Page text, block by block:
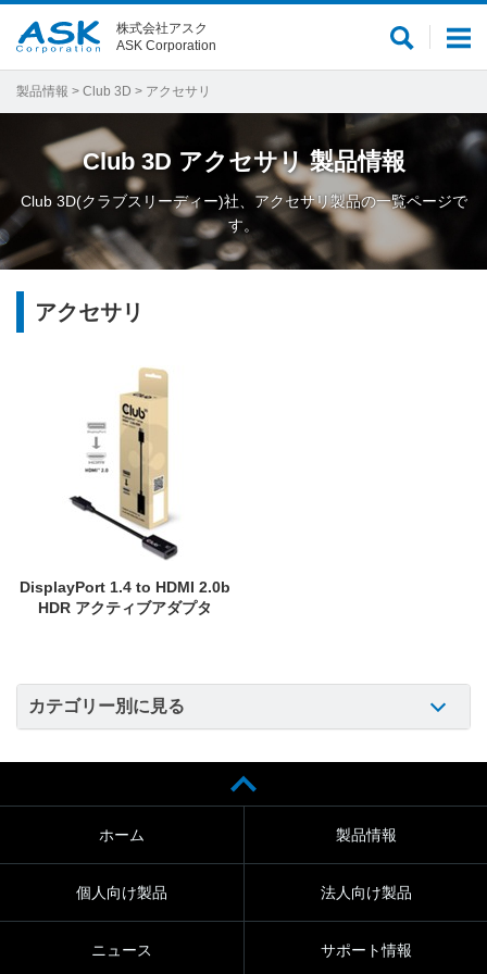
メ
ー
サ
内
検
索
株式会社アスク
ASK Corporation
製品情報 > Club 3D > アクセサリ
Club 3D アクセサリ 製品情報
Club 3D(クラブスリーディー)社、アクセサリ製品の一覧ページで
す。
アクセサリ
DisplayPort 1.4 to HDMI 2.0b
HDR アクティブアダプタ
カテゴリー別に見る
ホーム 製品情報
個人向け製品 法人向け製品
ニュース サポート情報